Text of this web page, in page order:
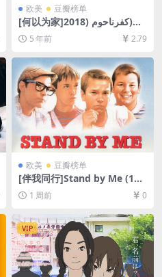
欧美 豆瓣榜单
[何以为家]كفرناحوم (2018)
[百度网盘+迅雷云盘资源1080
P超清][MP4/8.1GB][中文字
幕]
5 年前 2.79
欧美 豆瓣榜单
[伴我同行]Stand by Me (198
6)[百度网盘+夸克网盘1080P
超清未删减资源][网盘在线播
幕]
1 周前 0
VIP